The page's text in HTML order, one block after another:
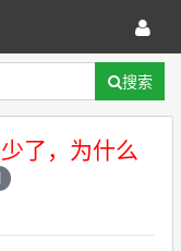
搜索
了，为什么